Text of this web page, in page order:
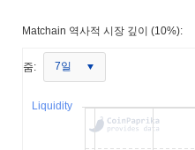
Matchain 역사적 시장 깊이 (10%):
줌: 7일
Liquidity